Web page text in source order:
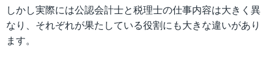
しかし実際には公認会計士と税理士の仕事内容は大きく異
なり、それぞれが果たしている役割にも大きな違いがあり
ます。